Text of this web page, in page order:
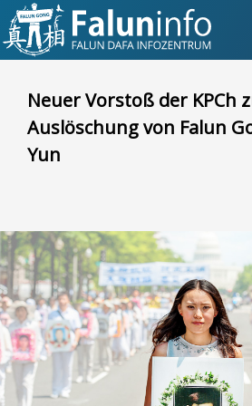
Warum
Persönliche
Neueste
Newsletter
Fotos
Neuer Vorstoß der KPCh
Auslöschung von Falun
Yun